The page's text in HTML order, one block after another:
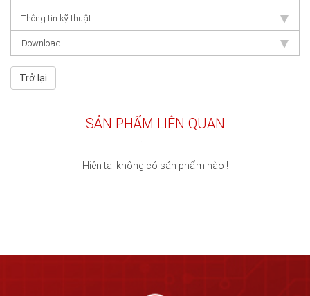
Thông tin kỹ thuật
Download
Trở lại
SẢN PHẨM LIÊN QUAN
Hiện tại không có sản phẩm nào !